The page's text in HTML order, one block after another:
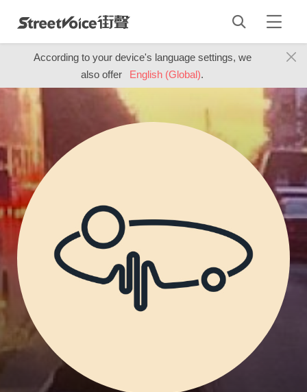
According to your device's language settings, we
also offer
English (Global).